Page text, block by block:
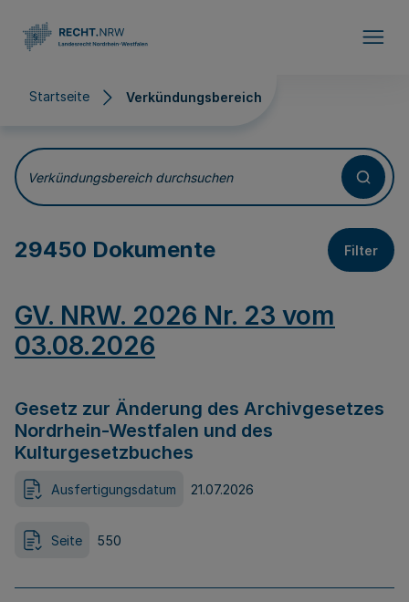
Startseite Verkündungsbereich
Verkündungsbereich
Verkündungsbereich durchsuchen
29450 Dokumente Filter
GV. NRW. 2026 Nr. 23 vom
03.08.2026
Gesetz zur Änderung des Archivgesetzes
Nordrhein-Westfalen und des
Kulturgesetzbuches
Ausfertigungsdatum 21.07.2026
Seite 550